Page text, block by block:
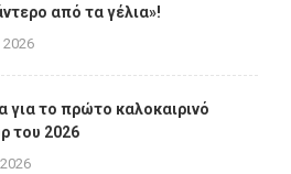
από τα γέλια»!
για το πρώτο καλοκαιρινό
του 2026